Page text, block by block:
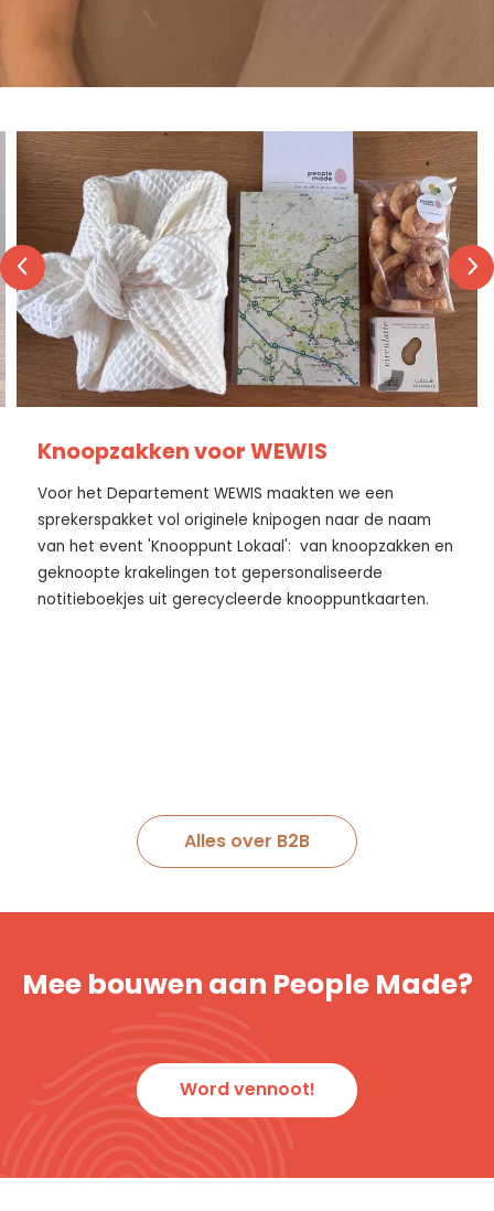
Knoopzakken voor WEWIS
Voor het Departement WEWIS maakten we een
sprekerspakket vol originele knipogen naar de naam
van het event 'Knooppunt Lokaal': van knoopzakken en
geknoopte krakelingen tot gepersonaliseerde
notitieboekjes uit gerecycleerde knooppuntkaarten.
Alles over B2B
Mee bouwen aan People Made?
Word vennoot!